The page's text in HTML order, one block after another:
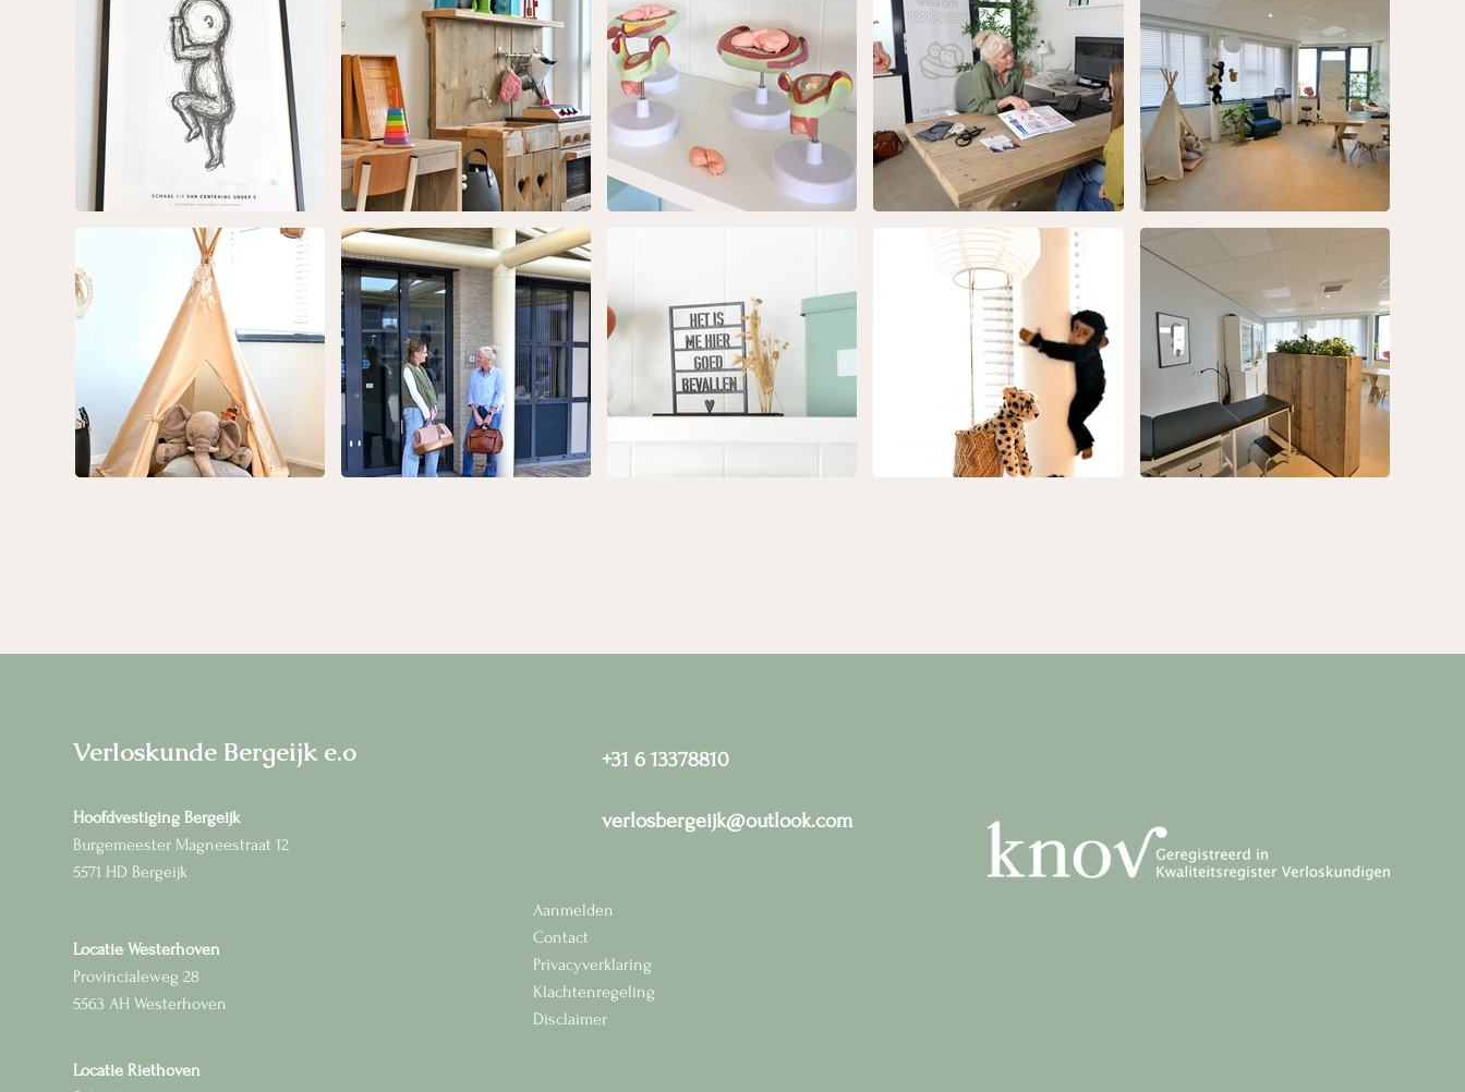
Verloskunde Bergeijk e.o
Hoofdvestiging Bergeijk
Burgemeester Magneestraat 12
5571 HD Bergeijk
Locatie Westerhoven
Provincialeweg 28
5563 AH Westerhoven
Locatie Riethoven
+31 6 13378810
verlosbergeijk@outlook.com
Aanmelden
Contact
Privacyverklaring
Klachtenregeling
Disclaimer